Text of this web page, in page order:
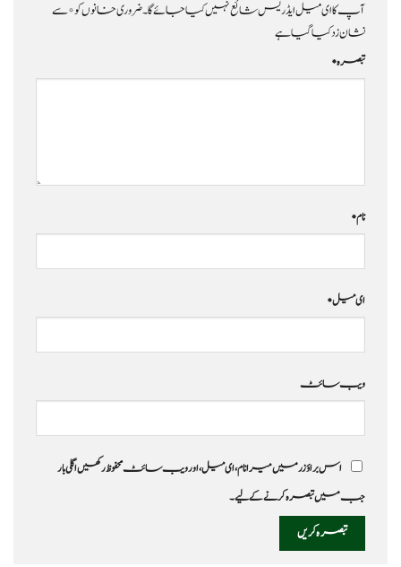
آپ کا ای میل ایڈریس شائع نہیں کیا جائے گا۔ضروری خانوں کو*سے
نشان زد کیا گیا ہے
تبصرہ*
نام*
ای میل*
ویب‌ سائٹ
اس براؤزر میں میرا نام، ای میل، اور ویب سائٹ محفوظ رکھیں اگلی بار
جب میں تبصرہ کرنے کےلیے۔